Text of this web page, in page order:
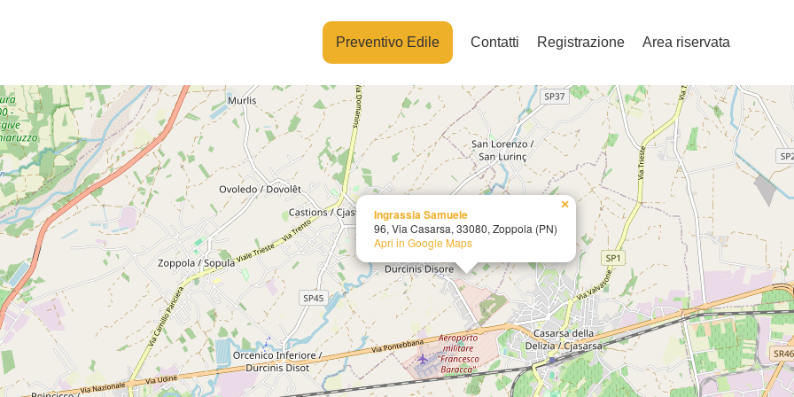
Preventivo Edile Contatti Registrazione Area riservata
Ingrassia Samuele
96, Via Casarsa, 33080, Zoppola (PN)
Apri in Google Maps
×